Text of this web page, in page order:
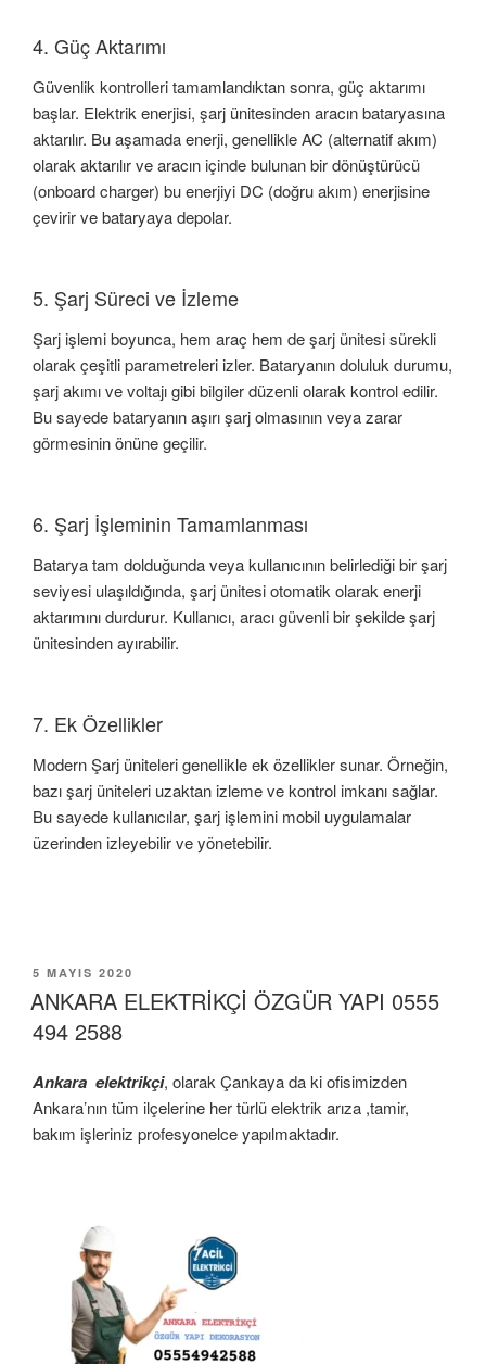
4. Güç Aktarımı
Güvenlik kontrolleri tamamlandıktan sonra, güç aktarımı
başlar. Elektrik enerjisi, şarj ünitesinden aracın bataryasına
aktarılır. Bu aşamada enerji, genellikle AC (alternatif akım)
olarak aktarılır ve aracın içinde bulunan bir dönüştürücü
(onboard charger) bu enerjiyi DC (doğru akım) enerjisine
çevirir ve bataryaya depolar.
5. Şarj Süreci ve İzleme
Şarj işlemi boyunca, hem araç hem de şarj ünitesi sürekli
olarak çeşitli parametreleri izler. Bataryanın doluluk durumu,
şarj akımı ve voltajı gibi bilgiler düzenli olarak kontrol edilir.
Bu sayede bataryanın aşırı şarj olmasının veya zarar
görmesinin önüne geçilir.
6. Şarj İşleminin Tamamlanması
Batarya tam dolduğunda veya kullanıcının belirlediği bir şarj
seviyesi ulaşıldığında, şarj ünitesi otomatik olarak enerji
aktarımını durdurur. Kullanıcı, aracı güvenli bir şekilde şarj
ünitesinden ayırabilir.
7. Ek Özellikler
Modern Şarj üniteleri genellikle ek özellikler sunar. Örneğin,
bazı şarj üniteleri uzaktan izleme ve kontrol imkanı sağlar.
Bu sayede kullanıcılar, şarj işlemini mobil uygulamalar
üzerinden izleyebilir ve yönetebilir.
YAYIM
TARIHI
5 MAYIS 2020
ANKARA ELEKTRİKÇİ ÖZGÜR YAPI 0555
494 2588
Ankara elektrikçi, olarak Çankaya da ki ofisimizden
Ankara’nın tüm ilçelerine her türlü elektrik arıza ,tamir,
bakım işleriniz profesyonelce yapılmaktadır.